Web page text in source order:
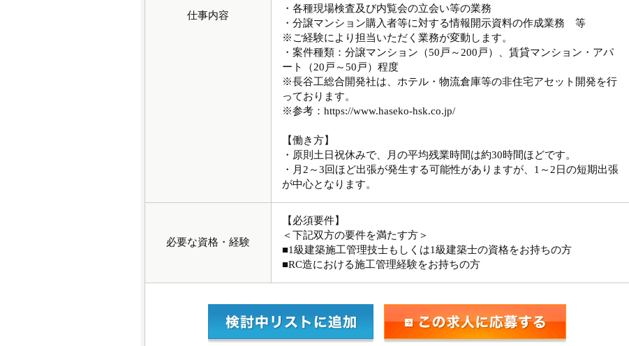
仕事内容
・各種現場検査及び内覧会の立会い等の業務
・分譲マンション購入者等に対する情報開示資料の作成業務 等
※ご経験により担当いただく業務が変動します。
・案件種類：分譲マンション（50戸～200戸）、賃貸マンション・アパ
ート（20戸～50戸）程度
※長谷工総合開発社は、ホテル・物流倉庫等の非住宅アセット開発を行
っております。
※参考：https://www.haseko-hsk.co.jp/
【働き方】
・原則土日祝休みで、月の平均残業時間は約30時間ほどです。
・月2～3回ほど出張が発生する可能性がありますが、1～2日の短期出張
が中心となります。
必要な資格・経験
【必須要件】
＜下記双方の要件を満たす方＞
■1級建築施工管理技士もしくは1級建築士の資格をお持ちの方
■RC造における施工管理経験をお持ちの方